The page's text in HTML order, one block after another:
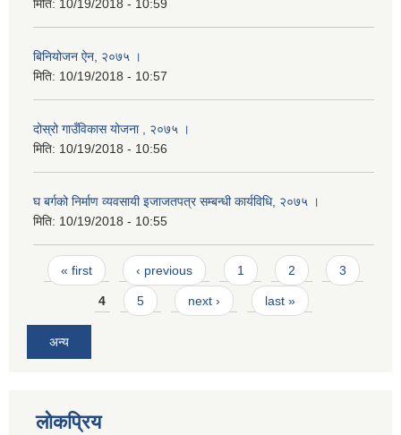
मिति: 10/19/2018 - 10:59
बिनियोजन ऐन, २०७५ ।
मिति: 10/19/2018 - 10:57
दोस्रो गाउँविकास योजना , २०७५ ।
मिति: 10/19/2018 - 10:56
घ बर्गको निर्माण व्यवसायी इजाजतपत्र सम्बन्धी कार्यविधि, २०७५ ।
मिति: 10/19/2018 - 10:55
Pages
« first ‹ previous 1 2 3
4 5 next › last »
अन्य
लोकप्रिय